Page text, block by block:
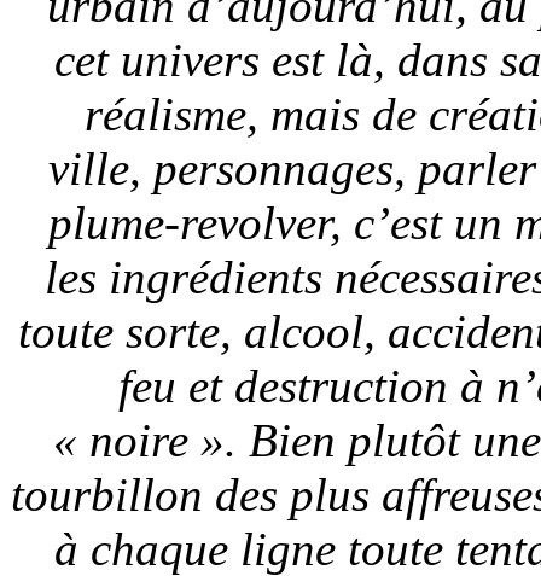
cet univers est là, dans
réalisme, mais de
ville, personnages,
plume-revolver, c’est un
les ingrédients
toute sorte, alcool,
feu et destruction à
« noire ». Bien plutôt
tourbillon des plus
à chaque ligne toute